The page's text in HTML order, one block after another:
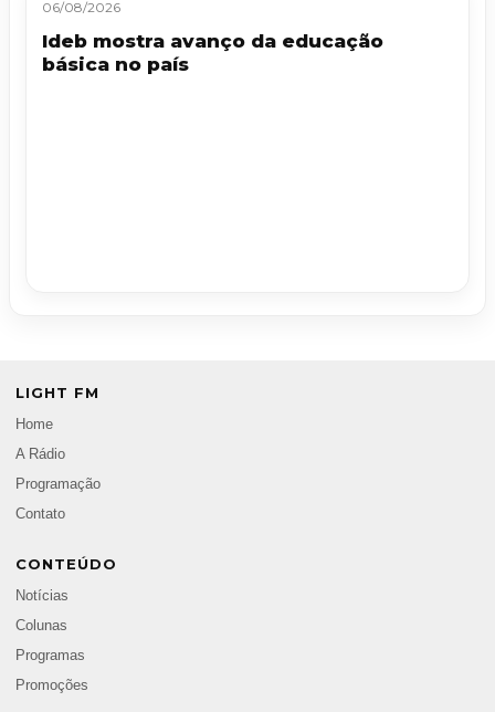
06/08/2026
Ideb mostra avanço da educação
básica no país
LIGHT FM
Home
A Rádio
Programação
Contato
CONTEÚDO
Notícias
Colunas
Programas
Promoções